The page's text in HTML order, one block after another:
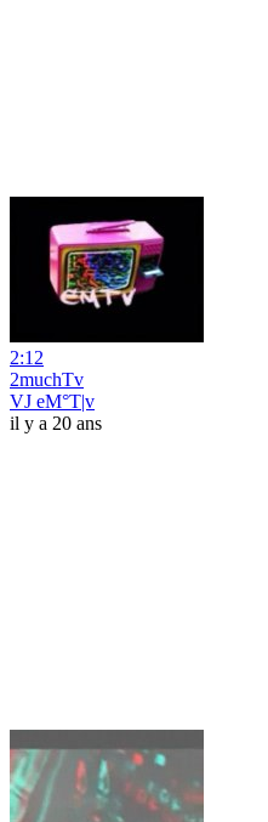
2:12
2muchTv
VJ eM°T|v
il y a 20 ans